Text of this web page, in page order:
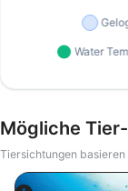
Mögliche
Tiersichtungen